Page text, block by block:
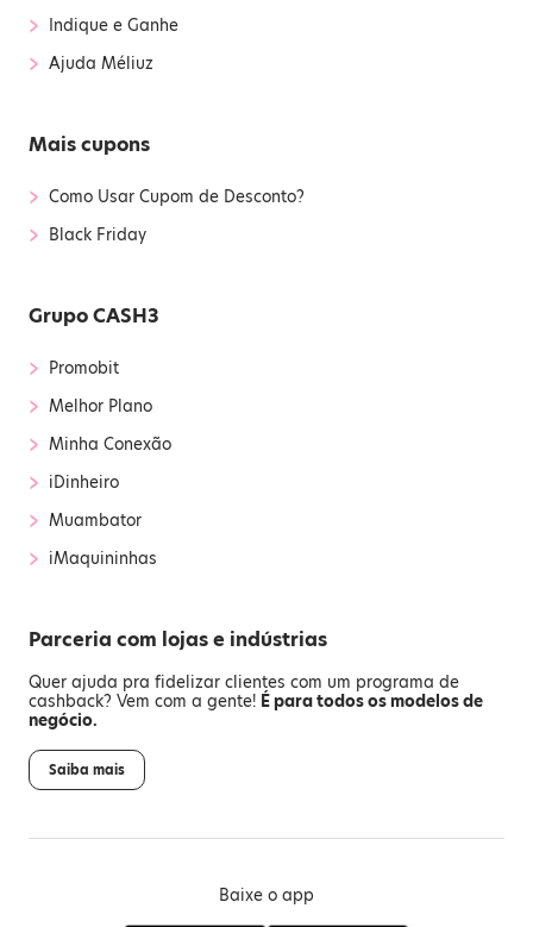
› Indique e Ganhe
› Ajuda Méliuz
Mais cupons
› Como Usar Cupom de Desconto?
› Black Friday
Grupo CASH3
› Promobit
› Melhor Plano
› Minha Conexão
› iDinheiro
› Muambator
› iMaquininhas
Parceria com lojas e indústrias
Quer ajuda pra fidelizar clientes com um programa de
cashback? Vem com a gente! É para todos os modelos de
negócio.
Saiba mais
Baixe o app